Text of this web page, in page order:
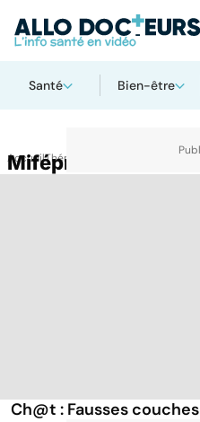
Santé Bien-être
AccueilThématiques
Mifépristone
Ch@t : Fausses couches